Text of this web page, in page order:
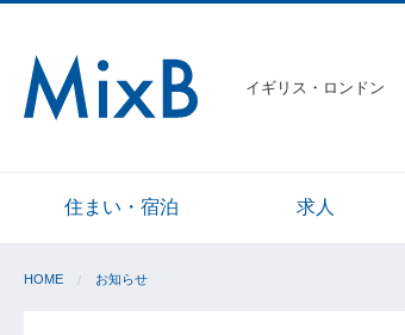
イギリス・ロンドン
住まい・宿泊 求人
HOME お知らせ